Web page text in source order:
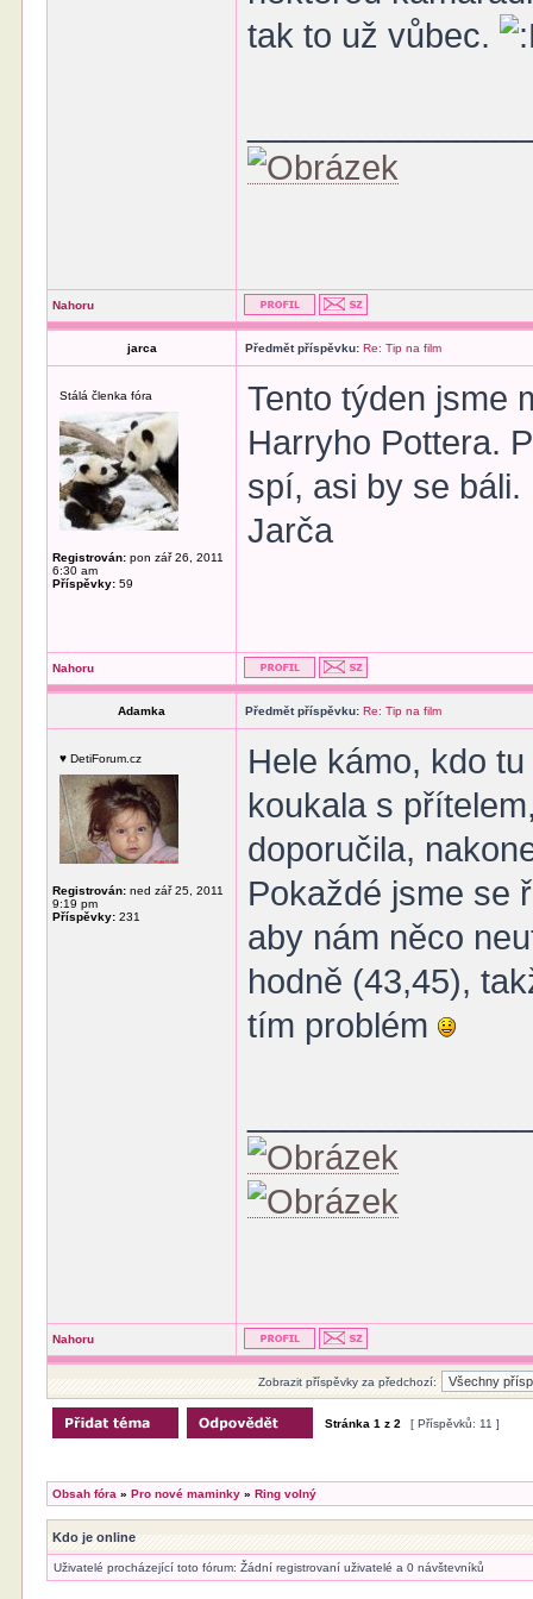
tak to už vůbec.
Nahoru
jarca Předmět příspěvku: Re: Tip na film
Stálá členka fóra
Registrován: pon zář 26, 2011
6:30 am
Příspěvky: 59
Tento týden jsme
Harryho Pottera.
spí, asi by se báli.
Jarča
Nahoru
Adamka Předmět příspěvku: Re: Tip na film
♥ DetiForum.cz
Registrován: ned zář 25, 2011
9:19 pm
Příspěvky: 231
Hele kámo, kdo
koukala s
doporučila,
Pokaždé jsme se
aby nám něco
hodně (43,45),
tím problém
Nahoru
Zobrazit příspěvky za předchozí:
Stránka1 z2 [ Příspěvků: 11 ]
Obsah fóra »Pro nové maminky »Ring volný
Kdo je online
Uživatelé procházející toto fórum: Žádní registrovaní uživatelé a 0 návštevníků